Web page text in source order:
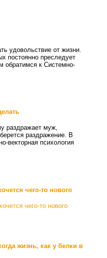
удовольствие от жизни.
постоянно преследует
обратимся к Системно-
раздражает муж,
раздражение. В
векторная психология
чего-то нового
жизнь, как у белки в